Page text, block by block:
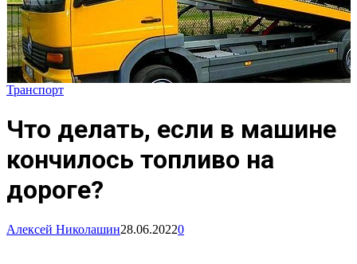
Транспорт
Что делать, если в машине
кончилось топливо на
дороге?
Алексей Николашин28.06.20220